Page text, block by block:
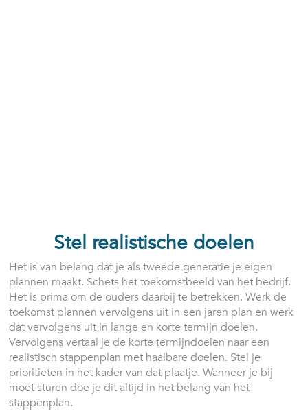
Stel realistische doelen
Het is van belang dat je als tweede generatie je eigen
plannen maakt. Schets het toekomstbeeld van het bedrijf.
Het is prima om de ouders daarbij te betrekken. Werk de
toekomst plannen vervolgens uit in een jaren plan en werk
dat vervolgens uit in lange en korte termijn doelen.
Vervolgens vertaal je de korte termijndoelen naar een
realistisch stappenplan met haalbare doelen. Stel je
prioritieten in het kader van dat plaatje. Wanneer je bij
moet sturen doe je dit altijd in het belang van het
stappenplan.